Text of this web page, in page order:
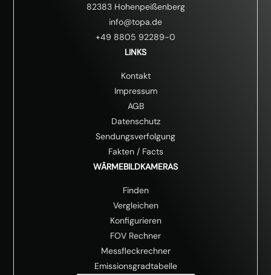
82383 Hohenpeißenberg
info@topa.de
+49 8805 92289-0
LINKS
Kontakt
Impressum
AGB
Datenschutz
Sendungsverfolgung
Fakten/ Facts
WÄRMEBILDKAMERAS
Finden
Vergleichen
Konfigurieren
FOV Rechner
Messfleckrechner
Emissionsgradtabelle